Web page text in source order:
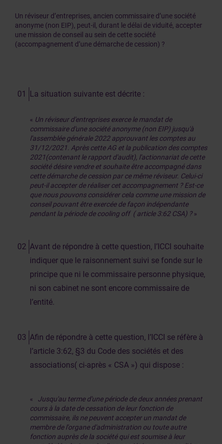
Un réviseur d’entreprises, ancien commissaire d’une société
anonyme (non EIP), peut-il, durant le délai de viduité, accepter
une mission de conseil au sein de cette société
(accompagnement d’une démarche de cession) ?
La situation suivante est décrite :
« Un réviseur d'entreprises exerce le mandat de
commissaire d'une société anonyme (non EIP) jusqu'à
l'assemblée générale 2022 approuvant les comptes au
31/12/2021. Après cette AG et la publication des comptes
2021(contenant le rapport d'audit), l'actionnariat de cette
société désire vendre et souhaite être accompagné dans
cette démarche de cession par ce même réviseur. Celui-ci
peut-il accepter de réaliser cet accompagnement ? Est-ce
que nous pouvons considérer cela comme une mission de
conseil pouvant être exercée de façon indépendante
pendant la période de cooling off ( article 3:62 CSA) ?»
Avant de répondre à cette question, l’ICCI souhaite
indiquer que le raisonnement suivi se fonde sur le
principe que ni le commissaire personne physique,
ni son cabinet ne sont encore commissaire de
l’entité.
Afin de répondre à cette question, l’ICCI se réfère à
l’article 3:62, §3 du Code des sociétés et des
associations( ci-après « CSA ») qui dispose :
« Jusqu'au terme d'une période de deux années prenant
cours à la date de cessation de leur fonction de
commissaire, ils ne peuvent accepter un mandat de
membre de l'organe d'administration ou toute autre
fonction auprès de la société qui est soumise à leur